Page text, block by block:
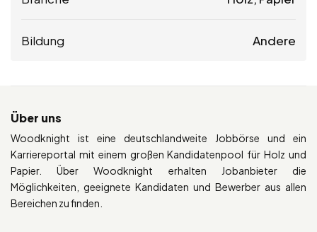
Bildung Andere
Über uns
Woodknight ist eine deutschlandweite Jobbörse und ein
Karriereportal mit einem großen Kandidatenpool für Holz und
Papier. Über Woodknight erhalten Jobanbieter die
Möglichkeiten, geeignete Kandidaten und Bewerber aus allen
Bereichen zu finden.